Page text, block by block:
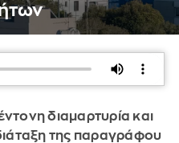
διαμαρτυρία και
της παραγράφου